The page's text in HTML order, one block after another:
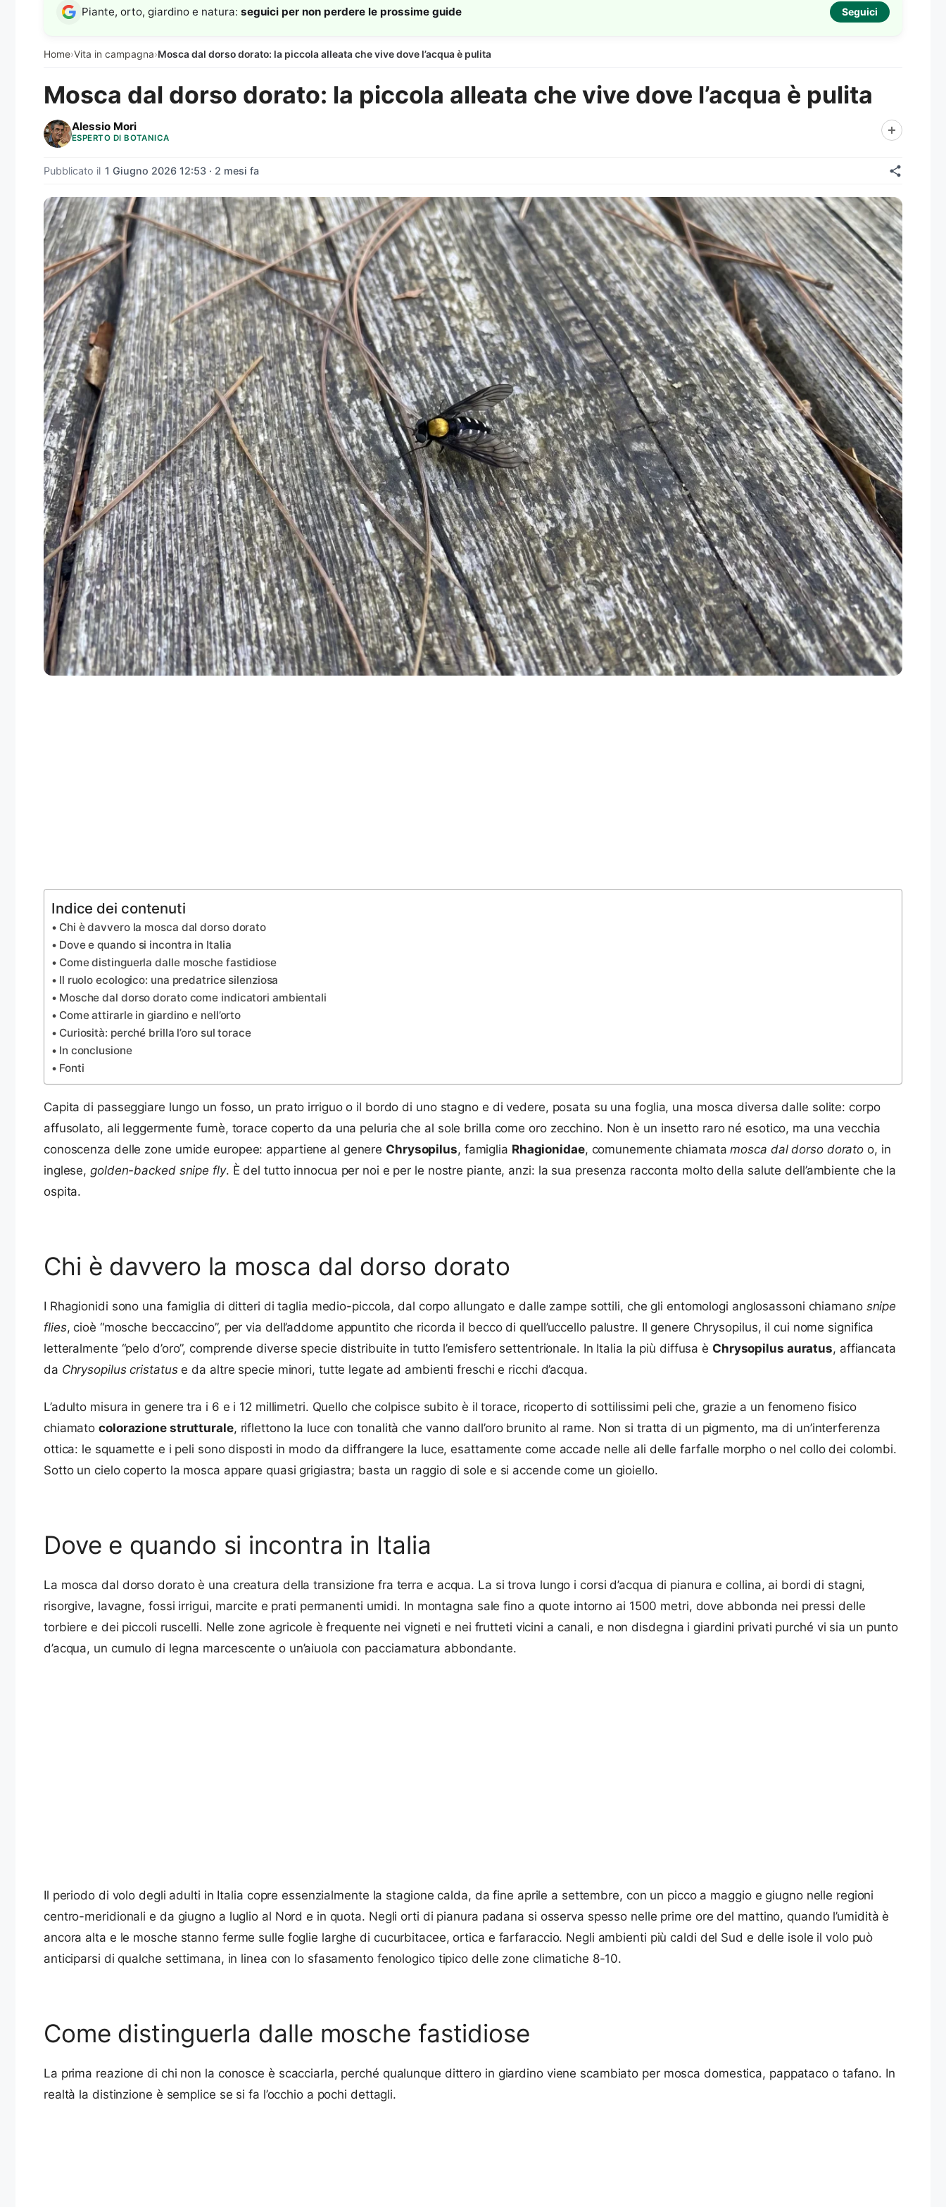
Home›Vita in campagna›Mosca dal dorso dorato: la piccola alleata che vive dove l’acqua è pulita
Piante, orto, giardino e natura: seguici per non perdere le prossime guide Seguici
Mosca dal dorso dorato: la piccola alleata che vive dove l’acqua è pulita
Alessio Mori
ESPERTO DI BOTANICA
Pubblicato il 1 Giugno 2026 12:53 · 2 mesi fa
Indice dei contenuti
Chi è davvero la mosca dal dorso dorato
Dove e quando si incontra in Italia
Come distinguerla dalle mosche fastidiose
Il ruolo ecologico: una predatrice silenziosa
Mosche dal dorso dorato come indicatori ambientali
Come attirarle in giardino e nell’orto
Curiosità: perché brilla l’oro sul torace
In conclusione
Fonti
Capita di passeggiare lungo un fosso, un prato irriguo o il bordo di uno stagno e di vedere, posata su una foglia, una mosca diversa dalle solite: corpo
affusolato, ali leggermente fumè, torace coperto da una peluria che al sole brilla come oro zecchino. Non è un insetto raro né esotico, ma una vecchia
conoscenza delle zone umide europee: appartiene al genere Chrysopilus, famiglia Rhagionidae, comunemente chiamatamosca dal dorso dorato o, in
inglese,golden-backed snipe fly. È del tutto innocua per noi e per le nostre piante, anzi: la sua presenza racconta molto della salute dell’ambiente che la
ospita.
Chi è davvero la mosca dal dorso dorato
I Rhagionidi sono una famiglia di ditteri di taglia medio-piccola, dal corpo allungato e dalle zampe sottili, che gli entomologi anglosassoni chiamano snipe
flies, cioè “mosche beccaccino”, per via dell’addome appuntito che ricorda il becco di quell’uccello palustre. Il genere Chrysopilus, il cui nome significa
letteralmente “pelo d’oro”, comprende diverse specie distribuite in tutto l’emisfero settentrionale. In Italia la più diffusa è Chrysopilus auratus, affiancata
da Chrysopilus cristatuse da altre specie minori, tutte legate ad ambienti freschi e ricchi d’acqua.
L’adulto misura in genere tra i 6 e i 12 millimetri. Quello che colpisce subito è il torace, ricoperto di sottilissimi peli che, grazie a un fenomeno fisico
chiamatocolorazione strutturale, riflettono la luce con tonalità che vanno dall’oro brunito al rame. Non si tratta di un pigmento, ma di un’interferenza
ottica: le squamette e i peli sono disposti in modo da diffrangere la luce, esattamente come accade nelle ali delle farfalle morpho o nel collo dei colombi.
Sotto un cielo coperto la mosca appare quasi grigiastra; basta un raggio di sole e si accende come un gioiello.
Dove e quando si incontra in Italia
La mosca dal dorso dorato è una creatura della transizione fra terra e acqua. La si trova lungo i corsi d’acqua di pianura e collina, ai bordi di stagni,
risorgive, lavagne, fossi irrigui, marcite e prati permanenti umidi. In montagna sale fino a quote intorno ai 1500 metri, dove abbonda nei pressi delle
torbiere e dei piccoli ruscelli. Nelle zone agricole è frequente nei vigneti e nei frutteti vicini a canali, e non disdegna i giardini privati purché vi sia un punto
d’acqua, un cumulo di legna marcescente o un’aiuola con pacciamatura abbondante.
Il periodo di volo degli adulti in Italia copre essenzialmente la stagione calda, da fine aprile a settembre, con un picco a maggio e giugno nelle regioni
centro-meridionali e da giugno a luglio al Nord e in quota. Negli orti di pianura padana si osserva spesso nelle prime ore del mattino, quando l’umidità è
ancora alta e le mosche stanno ferme sulle foglie larghe di cucurbitacee, ortica e farfaraccio. Negli ambienti più caldi del Sud e delle isole il volo può
anticiparsi di qualche settimana, in linea con lo sfasamento fenologico tipico delle zone climatiche 8-10.
Come distinguerla dalle mosche fastidiose
La prima reazione di chi non la conosce è scacciarla, perché qualunque dittero in giardino viene scambiato per mosca domestica, pappataco o tafano. In
realtà la distinzione è semplice se si fa l’occhio a pochi dettagli.